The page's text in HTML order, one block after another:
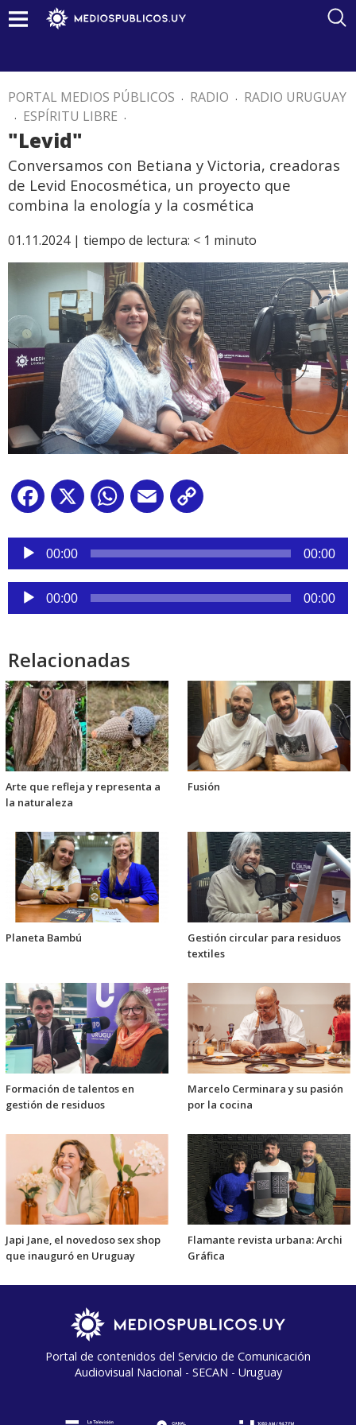
PORTAL MEDIOS PÚBLICOS . RADIO . RADIO URUGUAY
. ESPÍRITU LIBRE .
"Levid"
Conversamos con Betiana y Victoria, creadoras
de Levid Enocosmética, un proyecto que
combina la enología y la cosmética
01.11.2024 | tiempo de lectura: < 1 minuto
Facebook
X WhatsApp
Email
Reproductor
audio
00:00 00:00
Reproductor
de
00:00 00:00
Relacionadas
Arte que refleja y representa a
la naturaleza
Fusión
Planeta Bambú
Gestión circular para residuos
textiles
Formación de talentos en
gestión de residuos
Marcelo Cerminara y su pasión
por la cocina
Japi Jane, el novedoso sex shop
que inauguró en Uruguay
Flamante revista urbana: Archi
Gráfica
Portal de contenidos del Servicio de Comunicación
Audiovisual Nacional - SECAN - Uruguay